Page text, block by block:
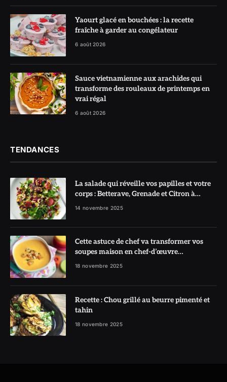
Yaourt glacé en bouchées : la recette
fraîche à garder au congélateur
6 août 2026
Sauce vietnamienne aux arachides qui
transforme des rouleaux de printemps en
vrai régal
6 août 2026
TENDANCES
La salade qui réveille vos papilles et votre
corps : Betterave, Grenade et Citron à
l’honneur
14 novembre 2025
Cette astuce de chef va transformer vos
soupes maison en chef-d’œuvre
réconfortant
18 novembre 2025
Recette : Chou grillé au beurre pimenté et
tahin
18 novembre 2025